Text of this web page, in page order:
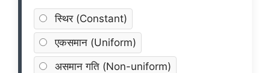
स्थिर (Constant)
एकसमान (Uniform)
असमान गति (Non-uniform)